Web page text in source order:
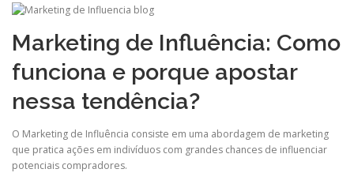
Marketing de Influência: Como
funciona e porque apostar
nessa tendência?
O Marketing de Influência consiste em uma abordagem de marketing
que pratica ações em indivíduos com grandes chances de influenciar
potenciais compradores.